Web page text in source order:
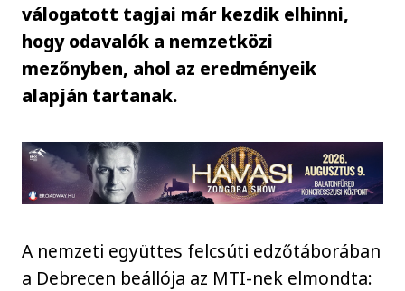
válogatott tagjai már kezdik elhinni,
hogy odavalók a nemzetközi
mezőnyben, ahol az eredményeik
alapján tartanak.
A nemzeti együttes felcsúti edzőtáborában
a Debrecen beállója az MTI-nek elmondta: